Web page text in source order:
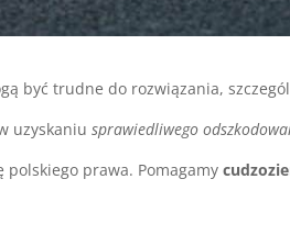
być trudne do rozwiązania,
uzyskaniusprawiedliwego
polskiego prawa. Pomagamy